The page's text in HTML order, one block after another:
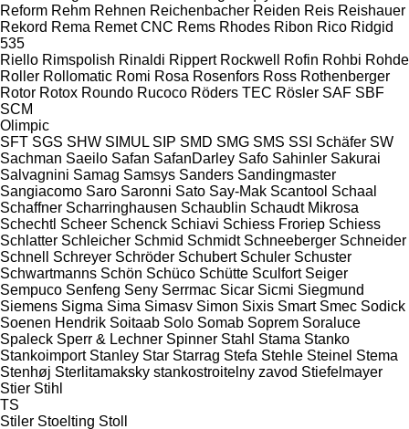
Reform Rehm Rehnen Reichenbacher Reiden Reis Reishauer
Rekord Rema Remet CNC Rems Rhodes Ribon Rico Ridgid
535
Riello Rimspolish Rinaldi Rippert Rockwell Rofin Rohbi Rohde
Roller Rollomatic Romi Rosa Rosenfors Ross Rothenberger
Rotor Rotox Roundo Rucoco Röders TEC Rösler SAF SBF
SCM
Olimpic
SFT SGS SHW SIMUL SIP SMD SMG SMS SSI Schäfer SW
Sachman Saeilo Safan SafanDarley Safo Sahinler Sakurai
Salvagnini Samag Samsys Sanders Sandingmaster
Sangiacomo Saro Saronni Sato Say-Mak Scantool Schaal
Schaffner Scharringhausen Schaublin Schaudt Mikrosa
Schechtl Scheer Schenck Schiavi Schiess Froriep Schiess
Schlatter Schleicher Schmid Schmidt Schneeberger Schneider
Schnell
Schreyer Schröder Schubert Schuler Schuster
Schwartmanns Schön Schüco Schütte Sculfort Seiger
Sempuco Senfeng Seny Serrmac Sicar Sicmi Siegmund
Siemens Sigma Sima Simasv Simon Sixis Smart Smec Sodick
Soenen Hendrik Soitaab Solo Somab Soprem Soraluce
Spaleck Sperr & Lechner Spinner Stahl Stama Stanko
Stankoimport Stanley Star Starrag Stefa Stehle Steinel Stema
Stenhøj Sterlitamaksky stankostroitelny zavod Stiefelmayer
Stier Stihl
TS
Stiler Stoelting Stoll